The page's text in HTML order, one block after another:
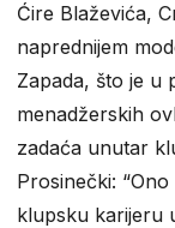
Ćire Blaževića,
naprednijem
Zapada, što je u
menadžerskih
zadaća unutar
Prosinečki:
klupsku karijeru